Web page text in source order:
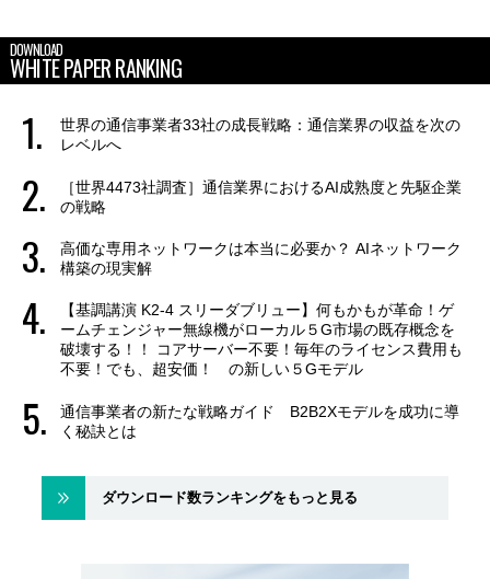
DOWNLOAD
WHITE PAPER RANKING
世界の通信事業者33社の成長戦略：通信業界の収益を次の
レベルへ
［世界4473社調査］通信業界におけるAI成熟度と先駆企業
の戦略
高価な専用ネットワークは本当に必要か？ AIネットワーク
構築の現実解
【基調講演 K2-4 スリーダブリュー】何もかもが革命！ゲ
ームチェンジャー無線機がローカル５G市場の既存概念を
破壊する！！ コアサーバー不要！毎年のライセンス費用も
不要！でも、超安価！ の新しい５Gモデル
通信事業者の新たな戦略ガイド B2B2Xモデルを成功に導
く秘訣とは
ダウンロード数ランキングをもっと見る